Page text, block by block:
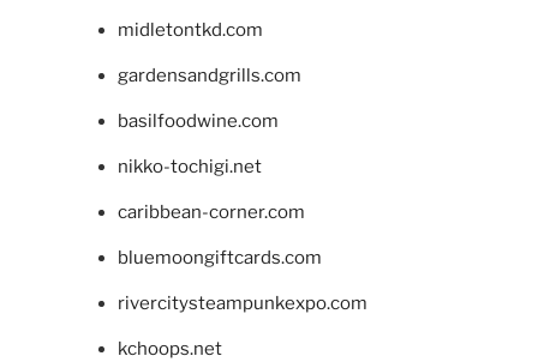
midletontkd.com
gardensandgrills.com
basilfoodwine.com
nikko-tochigi.net
caribbean-corner.com
bluemoongiftcards.com
rivercitysteampunkexpo.com
kchoops.net